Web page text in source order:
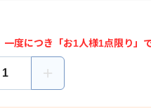
一度につき「お1人様1点限り」で